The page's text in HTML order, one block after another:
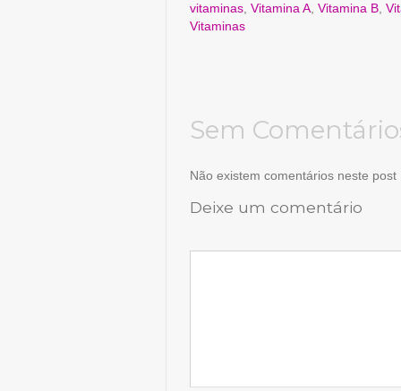
vitaminas Vitamina A Vitamina B
Vitaminas
Sem
Não existem comentários neste post
Deixe um comentário